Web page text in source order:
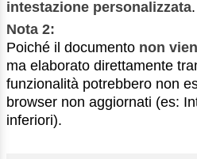
intestazione personalizzata.
Nota 2:
Poiché il documento non
ma elaborato direttamente
funzionalità potrebbero non
browser non aggiornati (es:
inferiori).